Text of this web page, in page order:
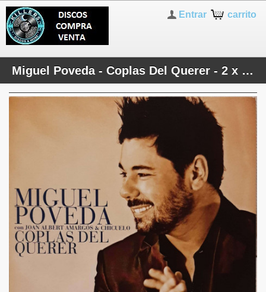
carrito
Entrar
Miguel Poveda - Coplas Del Querer - 2 x CD - PRECINTADO